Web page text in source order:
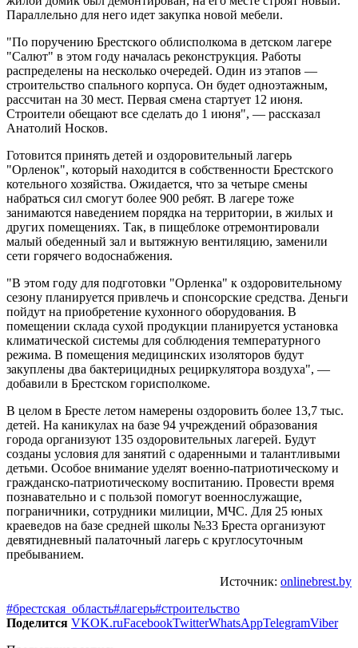
Параллельно для него идет закупка новой мебели.
"По поручению Брестского облисполкома в детском лагере
"Салют" в этом году началась реконструкция. Работы
распределены на несколько очередей. Один из этапов —
строительство спального корпуса. Он будет одноэтажным,
рассчитан на 30 мест. Первая смена стартует 12 июня.
Строители обещают все сделать до 1 июня", — рассказал
Анатолий Носков.
Готовится принять детей и оздоровительный лагерь
"Орленок", который находится в собственности Брестского
котельного хозяйства. Ожидается, что за четыре смены
набраться сил смогут более 900 ребят. В лагере тоже
занимаются наведением порядка на территории, в жилых и
других помещениях. Так, в пищеблоке отремонтировали
малый обеденный зал и вытяжную вентиляцию, заменили
сети горячего водоснабжения.
"В этом году для подготовки "Орленка" к оздоровительному
сезону планируется привлечь и спонсорские средства. Деньги
пойдут на приобретение кухонного оборудования. В
помещении склада сухой продукции планируется установка
климатической системы для соблюдения температурного
режима. В помещения медицинских изоляторов будут
закуплены два бактерицидных рециркулятора воздуха", —
добавили в Брестском горисполкоме.
В целом в Бресте летом намерены оздоровить более 13,7 тыс.
детей. На каникулах на базе 94 учреждений образования
города организуют 135 оздоровительных лагерей. Будут
созданы условия для занятий с одаренными и талантливыми
детьми. Особое внимание уделят военно-патриотическому и
гражданско-патриотическому воспитанию. Провести время
познавательно и с пользой помогут военнослужащие,
пограничники, сотрудники милиции, МЧС. Для 25 юных
краеведов на базе средней школы №33 Бреста организуют
девятидневный палаточный лагерь с круглосуточным
пребыванием.
Источник: onlinebrest.by
#брестская_область#лагерь#строительство
Поделится VKOK.ruFacebookTwitterWhatsAppTelegramViber